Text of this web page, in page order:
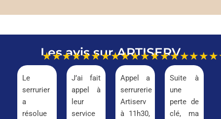
Les avis sur ARTISERV
★★★★★
Le
serrurier
a
résolue
★★★★★
J’ai fait
appel à
leur
service
★★★★★
Appel a
serrurerie
Artiserv
à 11h30,
Suite à
une
perte de
clé, ma